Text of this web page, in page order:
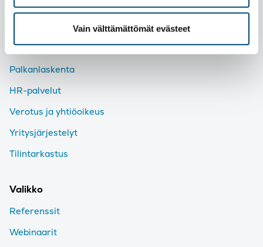
Vain välttämättömät evästeet
Tutustu palveluihimme
Talousjohtaminen
Palkanlaskenta
HR-palvelut
Verotus ja yhtiöoikeus
Yritysjärjestelyt
Tilintarkastus
Valikko
Referenssit
Webinaarit